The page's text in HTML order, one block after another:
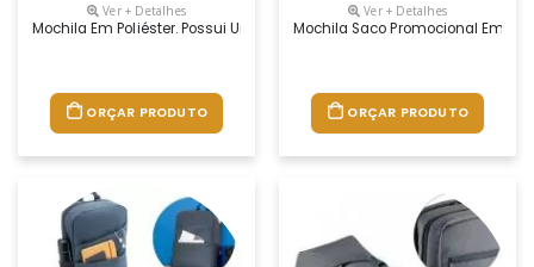
Ver + Detalhes
Mochila Em Poliéster. Possui Um Bolso Frontal E Dois Bolsos Laterais
ORÇAR PRODUTO
Ver + Detalhes
Mochila Saco Promocional Em
ORÇAR PRODUTO